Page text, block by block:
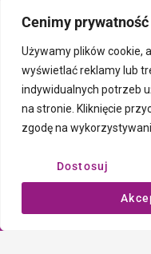
Cenimy
Używamy plików cookie,
wyświetlać reklamy lub
indywidualnych potrzeb
na stronie. Kliknięcie
zgodę na
Dostosuj
Sklep Talizman
Polityka
Wszystkie treści